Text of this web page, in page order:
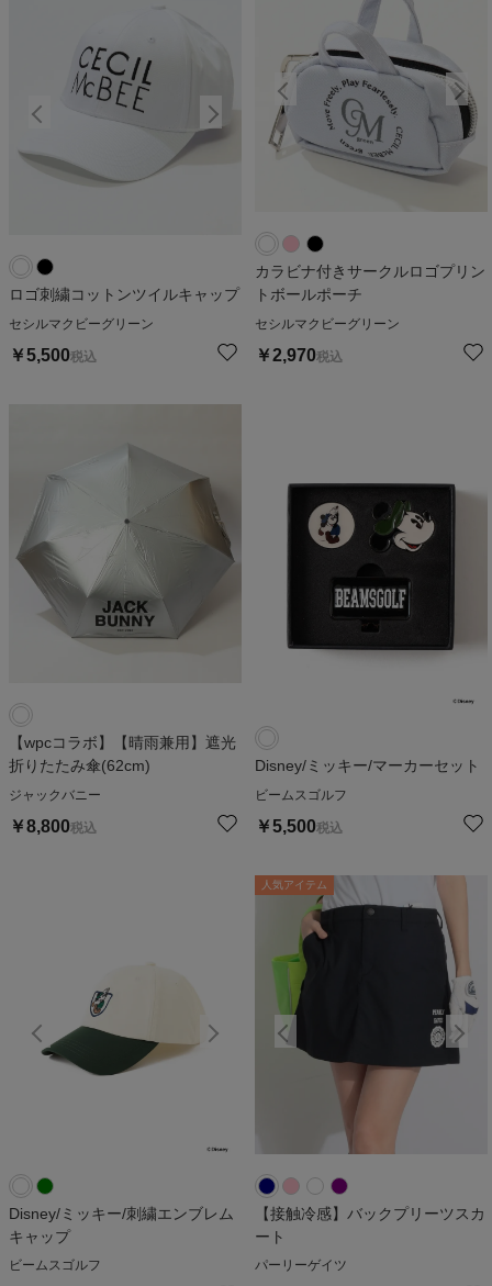
ロゴ刺繍コットンツイルキャップ
セシルマクビーグリーン
￥5,500税込
カラビナ付きサークルロゴプリン
トボールポーチ
セシルマクビーグリーン
￥2,970税込
【wpcコラボ】【晴雨兼用】遮光
折りたたみ傘(62cm)
ジャックバニー
￥8,800税込
Disney/ミッキー/マーカーセット
ビームスゴルフ
￥5,500税込
Disney/ミッキー/刺繍エンブレム
キャップ
ビームスゴルフ
人気アイテム
【接触冷感】バックプリーツスカ
ート
パーリーゲイツ